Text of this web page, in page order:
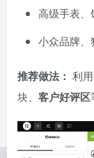
高级手表、
小众品牌
推荐做法： 利
块、 客户好评区